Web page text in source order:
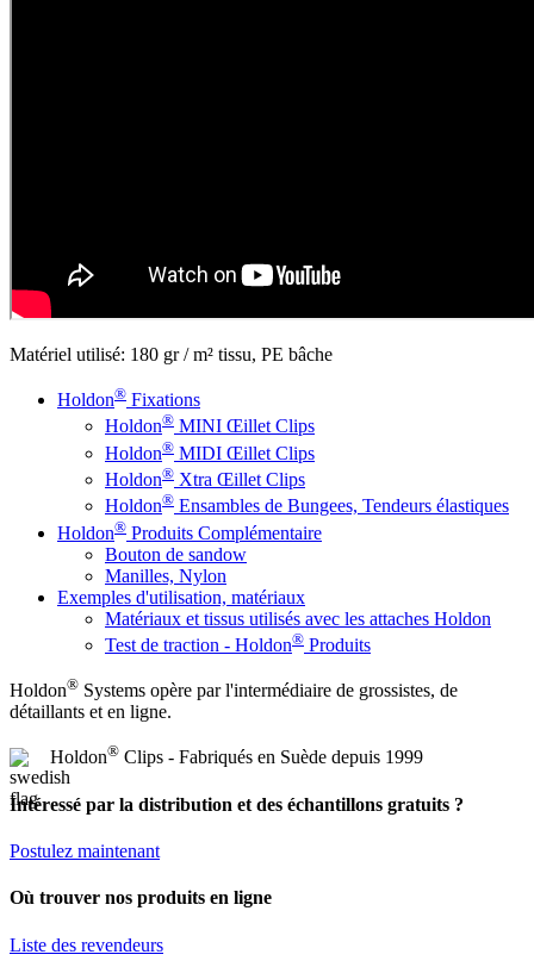
Matériel utilisé: 180 gr / m² tissu, PE bâche
Holdon® Fixations
Holdon® MINI Œillet Clips
Holdon® MIDI Œillet Clips
Holdon® Xtra Œillet Clips
Holdon® Ensambles de Bungees, Tendeurs élastiques
Holdon® Produits Complémentaire
Bouton de sandow
Manilles, Nylon
Exemples d'utilisation, matériaux
Matériaux et tissus utilisés avec les attaches Holdon
Test de traction - Holdon® Produits
Holdon® Systems opère par l'intermédiaire de grossistes, de
détaillants et en ligne.
Holdon® Clips - Fabriqués en Suède depuis 1999
Intéressé par la distribution et des échantillons gratuits ?
Postulez maintenant
Où trouver nos produits en ligne
Liste des revendeurs